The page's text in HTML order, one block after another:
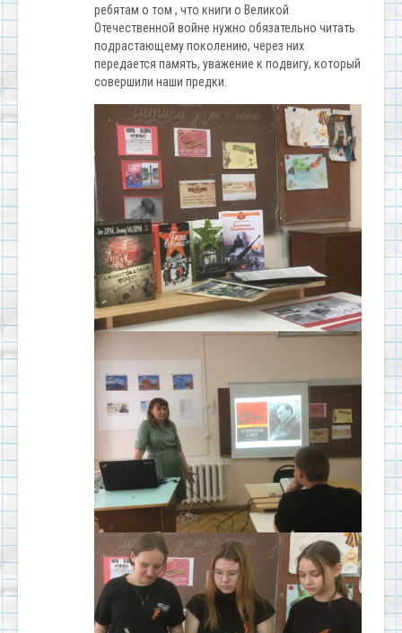
ребятам о том , что книги о Великой
Отечественной войне нужно обязательно читать
подрастающему поколению, через них
передается память, уважение к подвигу, который
совершили наши предки.